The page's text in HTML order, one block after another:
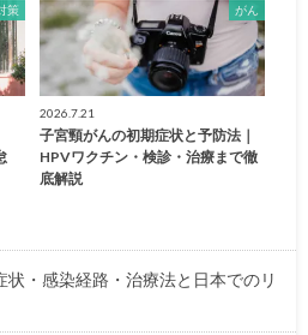
策 がん
2026.7.21
子宮頸がんの初期症状と予防法｜
HPVワクチン・検診・治療まで徹
底解説
・感染経路・治療法と日本でのリ